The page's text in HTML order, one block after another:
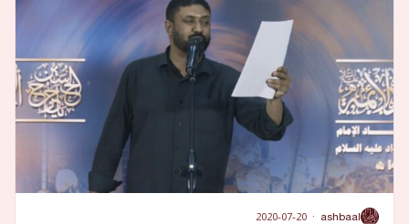
A
ashbaal
·
2020-07-20